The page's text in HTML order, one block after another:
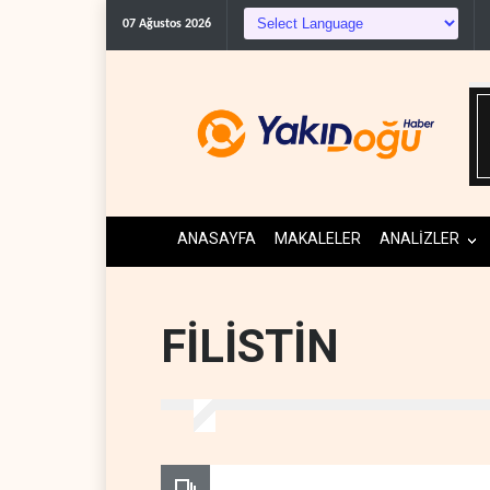
07 Ağustos 2026
ANASAYFA MAKALELER ANALİZLER
FİLİSTİN